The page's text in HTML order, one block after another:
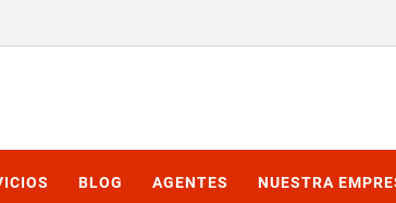
BLOG AGENTES NUESTRA